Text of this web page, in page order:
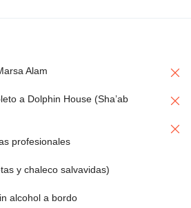
Alam
a Dolphin House (Sha’ab
profesionales
y chaleco salvavidas)
alcohol a bordo